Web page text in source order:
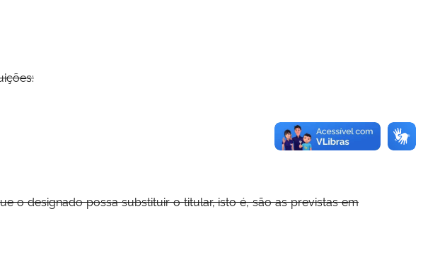
o designado possa substituir o titular, isto é, são as previstas em